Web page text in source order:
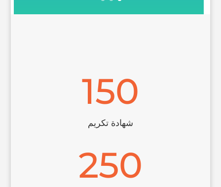
150
شهادة تكريم
250